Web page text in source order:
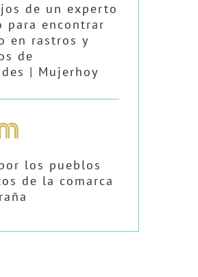
de un experto
para encontrar
en rastros y
de
| Mujerhoy
los pueblos
de la comarca